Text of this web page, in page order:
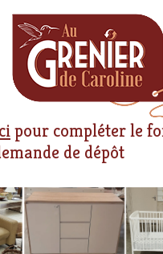
pour compléter le
de dépôt